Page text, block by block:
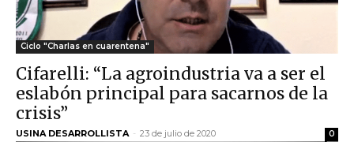
Ciclo "Charlas en cuarentena"
Cifarelli: “La agroindustria va a ser el
eslabón principal para sacarnos de la
crisis”
USINA DESARROLLISTA - 23 de julio de 2020 0